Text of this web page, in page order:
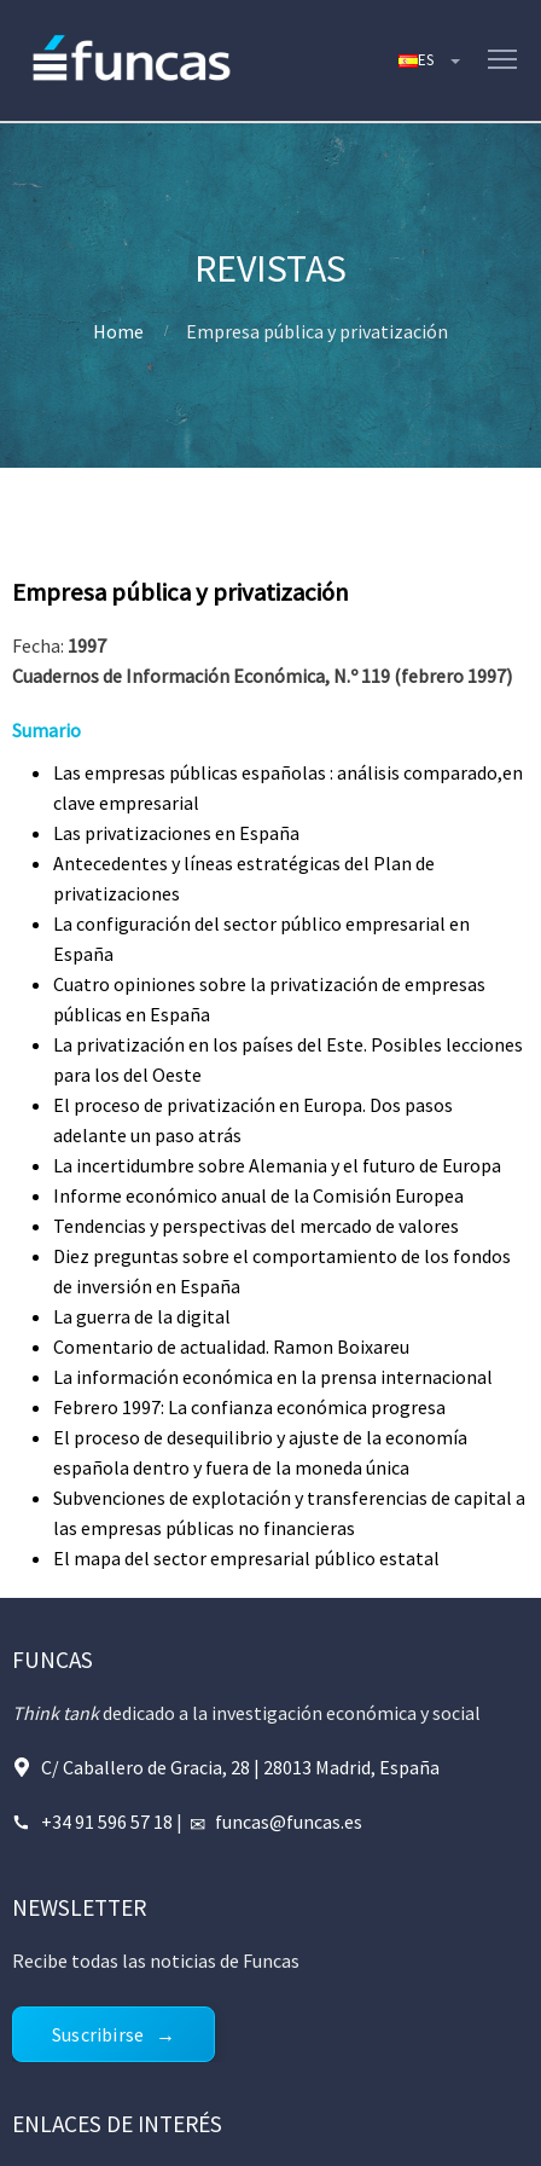
Home Empresa pública y privatización
Empresa pública y privatización
Fecha: 1997
Cuadernos de Información Económica, N.º 119 (febrero 1997)
Sumario
Las empresas públicas españolas : análisis comparado,en
clave empresarial
Las privatizaciones en España
Antecedentes y líneas estratégicas del Plan de
privatizaciones
La configuración del sector público empresarial en
España
Cuatro opiniones sobre la privatización de empresas
públicas en España
La privatización en los países del Este. Posibles lecciones
para los del Oeste
El proceso de privatización en Europa. Dos pasos
adelante un paso atrás
La incertidumbre sobre Alemania y el futuro de Europa
Informe económico anual de la Comisión Europea
Tendencias y perspectivas del mercado de valores
Diez preguntas sobre el comportamiento de los fondos
de inversión en España
La guerra de la digital
Comentario de actualidad. Ramon Boixareu
La información económica en la prensa internacional
Febrero 1997: La confianza económica progresa
El proceso de desequilibrio y ajuste de la economía
española dentro y fuera de la moneda única
Subvenciones de explotación y transferencias de capital a
las empresas públicas no financieras
El mapa del sector empresarial público estatal
FUNCAS
Think tankdedicado a la investigación económica y social
C/ Caballero de Gracia, 28 | 28013 Madrid, España
+34 91 596 57 18 | funcas@funcas.es
NEWSLETTER
Recibe todas las noticias de Funcas
Suscribirse
ENLACES DE INTERÉS